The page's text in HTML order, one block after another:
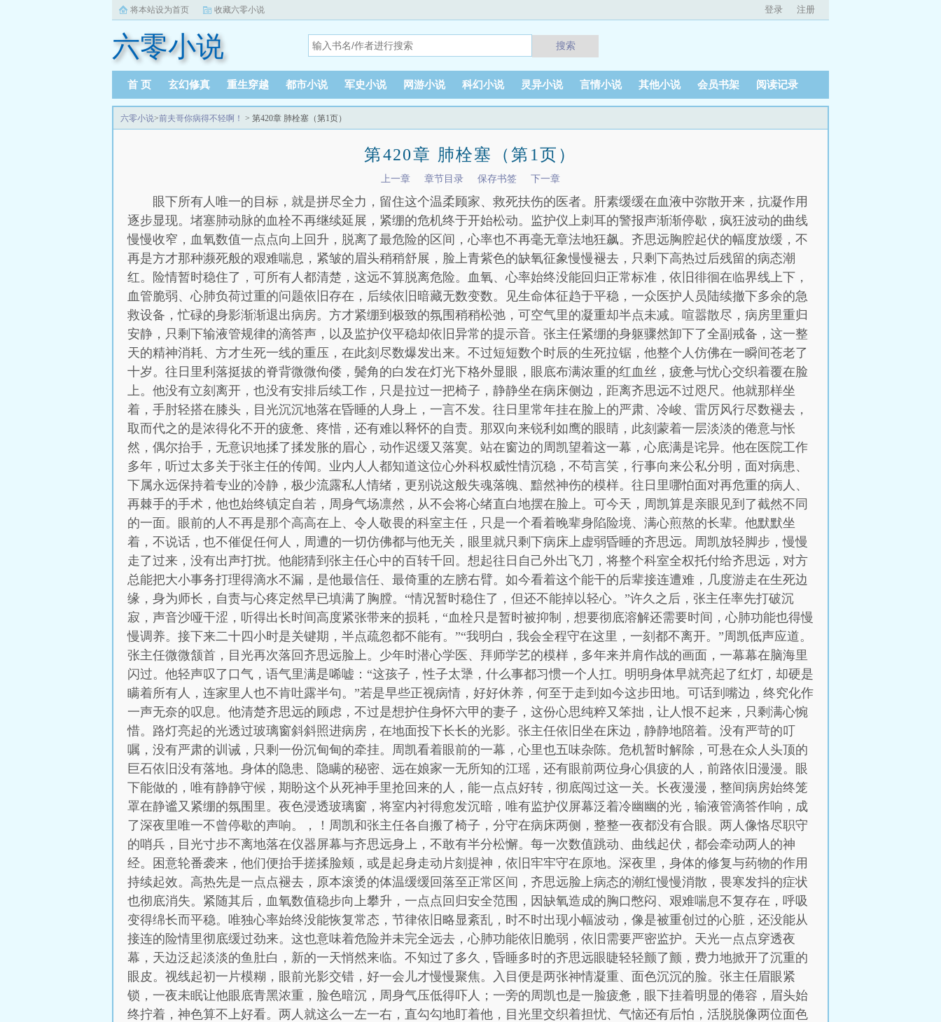
将本站设为首页 收藏六零小说 登录 注册
六零小说 搜索
首 页 玄幻修真 重生穿越 都市小说 军史小说 网游小说 科幻小说 灵异小说 言情小说 其他小说 会员书架 阅读记录
六零小说>前夫哥你病得不轻啊！ > 第420章 肺栓塞（第1页）
第420章 肺栓塞（第1页）
上一章 章节目录 保存书签 下一章
眼下所有人唯一的目标，就是拼尽全力，留住这个温柔顾家、救死扶伤的医者。肝素缓缓在血液中弥散开来，抗凝作用
逐步显现。堵塞肺动脉的血栓不再继续延展，紧绷的危机终于开始松动。监护仪上刺耳的警报声渐渐停歇，疯狂波动的曲线
慢慢收窄，血氧数值一点点向上回升，脱离了最危险的区间，心率也不再毫无章法地狂飙。齐思远胸腔起伏的幅度放缓，不
再是方才那种濒死般的艰难喘息，紧皱的眉头稍稍舒展，脸上青紫色的缺氧征象慢慢褪去，只剩下高热过后残留的病态潮
红。险情暂时稳住了，可所有人都清楚，这远不算脱离危险。血氧、心率始终没能回归正常标准，依旧徘徊在临界线上下，
血管脆弱、心肺负荷过重的问题依旧存在，后续依旧暗藏无数变数。见生命体征趋于平稳，一众医护人员陆续撤下多余的急
救设备，忙碌的身影渐渐退出病房。方才紧绷到极致的氛围稍稍松弛，可空气里的凝重却半点未减。喧嚣散尽，病房里重归
安静，只剩下输液管规律的滴答声，以及监护仪平稳却依旧异常的提示音。张主任紧绷的身躯骤然卸下了全副戒备，这一整
天的精神消耗、方才生死一线的重压，在此刻尽数爆发出来。不过短短数个时辰的生死拉锯，他整个人仿佛在一瞬间苍老了
十岁。往日里利落挺拔的脊背微微佝偻，鬓角的白发在灯光下格外显眼，眼底布满浓重的红血丝，疲惫与忧心交织着覆在脸
上。他没有立刻离开，也没有安排后续工作，只是拉过一把椅子，静静坐在病床侧边，距离齐思远不过咫尺。他就那样坐
着，手肘轻搭在膝头，目光沉沉地落在昏睡的人身上，一言不发。往日里常年挂在脸上的严肃、冷峻、雷厉风行尽数褪去，
取而代之的是浓得化不开的疲惫、疼惜，还有难以释怀的自责。那双向来锐利如鹰的眼睛，此刻蒙着一层淡淡的倦意与怅
然，偶尔抬手，无意识地揉了揉发胀的眉心，动作迟缓又落寞。站在窗边的周凯望着这一幕，心底满是诧异。他在医院工作
多年，听过太多关于张主任的传闻。业内人人都知道这位心外科权威性情沉稳，不苟言笑，行事向来公私分明，面对病患、
下属永远保持着专业的冷静，极少流露私人情绪，更别说这般失魂落魄、黯然神伤的模样。往日里哪怕面对再危重的病人、
再棘手的手术，他也始终镇定自若，周身气场凛然，从不会将心绪直白地摆在脸上。可今天，周凯算是亲眼见到了截然不同
的一面。眼前的人不再是那个高高在上、令人敬畏的科室主任，只是一个看着晚辈身陷险境、满心煎熬的长辈。他默默坐
着，不说话，也不催促任何人，周遭的一切仿佛都与他无关，眼里就只剩下病床上虚弱昏睡的齐思远。周凯放轻脚步，慢慢
走了过来，没有出声打扰。他能猜到张主任心中的百转千回。想起往日自己外出飞刀，将整个科室全权托付给齐思远，对方
总能把大小事务打理得滴水不漏，是他最信任、最倚重的左膀右臂。如今看着这个能干的后辈接连遭难，几度游走在生死边
缘，身为师长，自责与心疼定然早已填满了胸膛。“情况暂时稳住了，但还不能掉以轻心。”许久之后，张主任率先打破沉
寂，声音沙哑干涩，听得出长时间高度紧张带来的损耗，“血栓只是暂时被抑制，想要彻底溶解还需要时间，心肺功能也得慢
慢调养。接下来二十四小时是关键期，半点疏忽都不能有。”“我明白，我会全程守在这里，一刻都不离开。”周凯低声应道。
张主任微微颔首，目光再次落回齐思远脸上。少年时潜心学医、拜师学艺的模样，多年来并肩作战的画面，一幕幕在脑海里
闪过。他轻声叹了口气，语气里满是唏嘘：“这孩子，性子太犟，什么事都习惯一个人扛。明明身体早就亮起了红灯，却硬是
瞒着所有人，连家里人也不肯吐露半句。”若是早些正视病情，好好休养，何至于走到如今这步田地。可话到嘴边，终究化作
一声无奈的叹息。他清楚齐思远的顾虑，不过是想护住身怀六甲的妻子，这份心思纯粹又笨拙，让人恨不起来，只剩满心惋
惜。路灯亮起的光透过玻璃窗斜斜照进病房，在地面投下长长的光影。张主任依旧坐在床边，静静地陪着。没有严苛的叮
嘱，没有严肃的训诫，只剩一份沉甸甸的牵挂。周凯看着眼前的一幕，心里也五味杂陈。危机暂时解除，可悬在众人头顶的
巨石依旧没有落地。身体的隐患、隐瞒的秘密、远在娘家一无所知的江瑶，还有眼前两位身心俱疲的人，前路依旧漫漫。眼
下能做的，唯有静静守候，期盼这个从死神手里抢回来的人，能一点点好转，彻底闯过这一关。长夜漫漫，整间病房始终笼
罩在静谧又紧绷的氛围里。夜色浸透玻璃窗，将室内衬得愈发沉暗，唯有监护仪屏幕泛着冷幽幽的光，输液管滴答作响，成
了深夜里唯一不曾停歇的声响。，！周凯和张主任各自搬了椅子，分守在病床两侧，整整一夜都没有合眼。两人像恪尽职守
的哨兵，目光寸步不离地落在仪器屏幕与齐思远身上，不敢有半分松懈。每一次数值跳动、曲线起伏，都会牵动两人的神
经。困意轮番袭来，他们便抬手搓揉脸颊，或是起身走动片刻提神，依旧牢牢守在原地。深夜里，身体的修复与药物的作用
持续起效。高热先是一点点褪去，原本滚烫的体温缓缓回落至正常区间，齐思远脸上病态的潮红慢慢消散，畏寒发抖的症状
也彻底消失。紧随其后，血氧数值稳步向上攀升，一点点回归安全范围，因缺氧造成的胸口憋闷、艰难喘息不复存在，呼吸
变得绵长而平稳。唯独心率始终没能恢复常态，节律依旧略显紊乱，时不时出现小幅波动，像是被重创过的心脏，还没能从
接连的险情里彻底缓过劲来。这也意味着危险并未完全远去，心肺功能依旧脆弱，依旧需要严密监护。天光一点点穿透夜
幕，天边泛起淡淡的鱼肚白，新的一天悄然来临。不知过了多久，昏睡多时的齐思远眼睫轻轻颤了颤，费力地掀开了沉重的
眼皮。视线起初一片模糊，眼前光影交错，好一会儿才慢慢聚焦。入目便是两张神情凝重、面色沉沉的脸。张主任眉眼紧
锁，一夜未眠让他眼底青黑浓重，脸色暗沉，周身气压低得吓人；一旁的周凯也是一脸疲惫，眼下挂着明显的倦容，眉头始
终拧着，神色算不上好看。两人就这么一左一右，直勾勾地盯着他，目光里交织着担忧、气恼还有后怕，活脱脱像两位面色